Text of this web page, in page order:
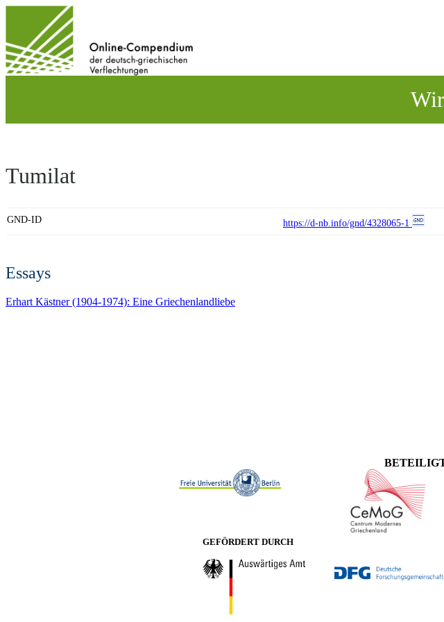
wechseln
Tumilat
GND-ID https://d-nb.info/gnd/4328065-1
Essays
Erhart Kästner (1904-1974): Eine Griechenlandliebe
GEFÖRDERT DURCH